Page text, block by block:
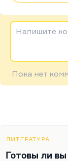
Напишите
Пока нет
ЛИТЕРАТУРА
Готовы ли